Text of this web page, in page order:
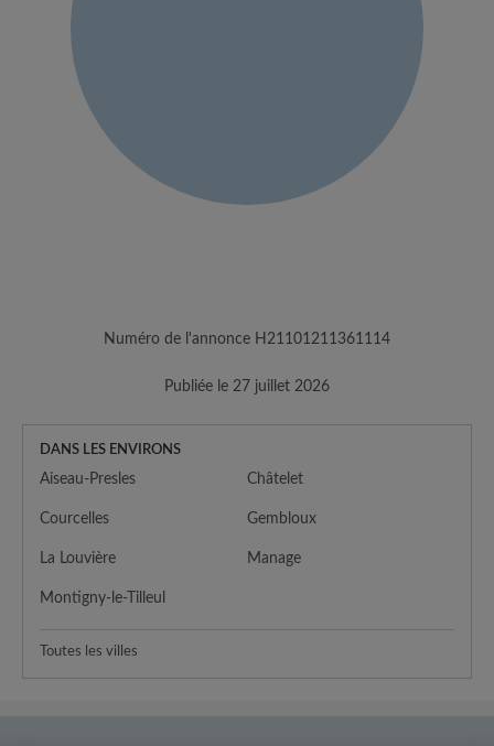
Numéro de l'annonce H21101211361114
Publiée le 27 juillet 2026
DANS LES ENVIRONS
Aiseau-Presles Châtelet
Courcelles Gembloux
La Louvière Manage
Montigny-le-Tilleul
Toutes les villes